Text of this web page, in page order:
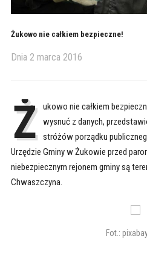
Żukowo nie całkiem bezpieczne!
Dnia 2 marca 2016
Ż ukowo nie całkiem
wysnuć z danych,
stróżów porządku
Urzędzie Gminy w Żukowie przed
niebezpiecznym rejonem gminy są
Chwaszczyna.
Fot.: